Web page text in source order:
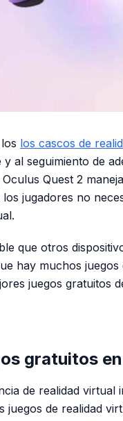
los cascos de
al seguimiento de
Quest 2
jugadores no
que otros
hay muchos
juegos gratuitos
gratuitos
de realidad
juegos de realidad